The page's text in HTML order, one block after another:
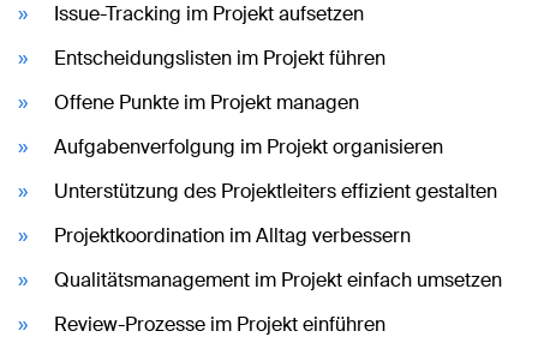
Issue-Tracking im Projekt aufsetzen
Entscheidungslisten im Projekt führen
Offene Punkte im Projekt managen
Aufgabenverfolgung im Projekt organisieren
Unterstützung des Projektleiters effizient gestalten
Projektkoordination im Alltag verbessern
Qualitätsmanagement im Projekt einfach umsetzen
Review-Prozesse im Projekt einführen